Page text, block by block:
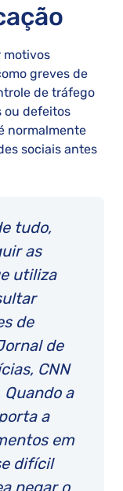
motivos
greves de
de tráfego
ou defeitos
normalmente
sociais antes
tudo,
as
utiliza
de
de
CNN
a
a
em
difícil
negar o